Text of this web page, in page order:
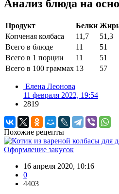
Анализ блюда на
Продукт Белки
Копченая колбаса
11,7 51,3
Всего в блюде
11 51
Всего в 1 порции
11 51
Всего в 100 граммах 13 57
Елена Леонова
11 февраля 2022, 19:54
2819
Похожие рецепты
Оформление закусок
16 апреля 2020, 10:16
0
4403